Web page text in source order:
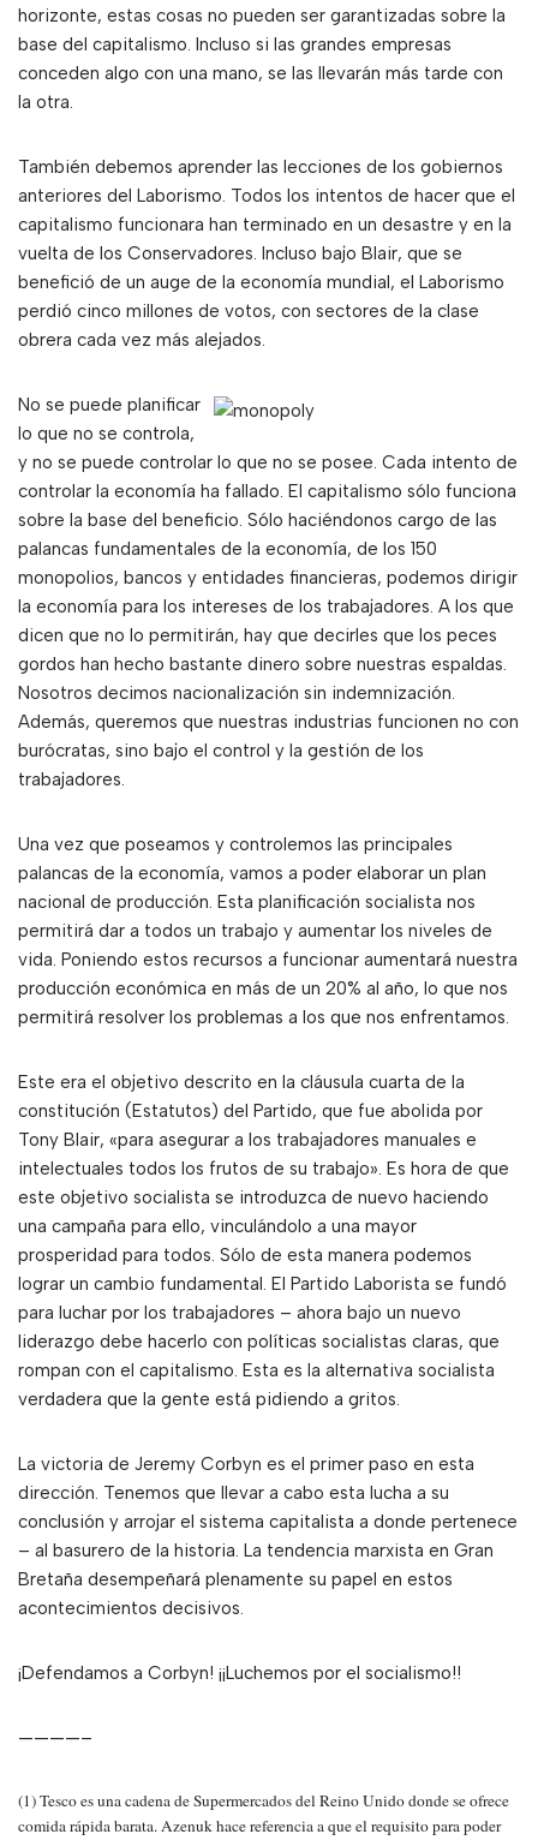
horizonte, estas cosas no pueden ser garantizadas sobre la
base del capitalismo. Incluso si las grandes empresas
conceden algo con una mano, se las llevarán más tarde con
la otra.
También debemos aprender las lecciones de los gobiernos
anteriores del Laborismo. Todos los intentos de hacer que el
capitalismo funcionara han terminado en un desastre y en la
vuelta de los Conservadores. Incluso bajo Blair, que se
benefició de un auge de la economía mundial, el Laborismo
perdió cinco millones de votos, con sectores de la clase
obrera cada vez más alejados.
No se puede planificar
lo que no se controla,
y no se puede controlar lo que no se posee. Cada intento de
controlar la economía ha fallado. El capitalismo sólo funciona
sobre la base del beneficio. Sólo haciéndonos cargo de las
palancas fundamentales de la economía, de los 150
monopolios, bancos y entidades financieras, podemos dirigir
la economía para los intereses de los trabajadores. A los que
dicen que no lo permitirán, hay que decirles que los peces
gordos han hecho bastante dinero sobre nuestras espaldas.
Nosotros decimos nacionalización sin indemnización.
Además, queremos que nuestras industrias funcionen no con
burócratas, sino bajo el control y la gestión de los
trabajadores.
Una vez que poseamos y controlemos las principales
palancas de la economía, vamos a poder elaborar un plan
nacional de producción. Esta planificación socialista nos
permitirá dar a todos un trabajo y aumentar los niveles de
vida. Poniendo estos recursos a funcionar aumentará nuestra
producción económica en más de un 20% al año, lo que nos
permitirá resolver los problemas a los que nos enfrentamos.
Este era el objetivo descrito en la cláusula cuarta de la
constitución (Estatutos) del Partido, que fue abolida por
Tony Blair, «para asegurar a los trabajadores manuales e
intelectuales todos los frutos de su trabajo». Es hora de que
este objetivo socialista se introduzca de nuevo haciendo
una campaña para ello, vinculándolo a una mayor
prosperidad para todos. Sólo de esta manera podemos
lograr un cambio fundamental. El Partido Laborista se fundó
para luchar por los trabajadores – ahora bajo un nuevo
liderazgo debe hacerlo con políticas socialistas claras, que
rompan con el capitalismo. Esta es la alternativa socialista
verdadera que la gente está pidiendo a gritos.
La victoria de Jeremy Corbyn es el primer paso en esta
dirección. Tenemos que llevar a cabo esta lucha a su
conclusión y arrojar el sistema capitalista a donde pertenece
– al basurero de la historia. La tendencia marxista en Gran
Bretaña desempeñará plenamente su papel en estos
acontecimientos decisivos.
¡Defendamos a Corbyn! ¡¡Luchemos por el socialismo!!
————–
(1) Tesco es una cadena de Supermercados del Reino Unido donde se ofrece
comida rápida barata. Azenuk hace referencia a que el requisito para poder